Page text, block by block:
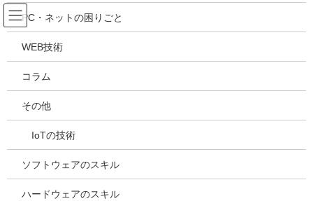
コ
ン
テ
ツ
ス
ッ
ナ
ビ
ゲ
シ
ン
移
吉川万能ＩＴ研究所
メディア
HOME
2019年5月5日 / 最終更新日時 :
201811121224
PC・ネットの困りごと
WEB技術
コラム
その他
IoTの技術
ソフトウェアのスキル
ハードウェアのスキル